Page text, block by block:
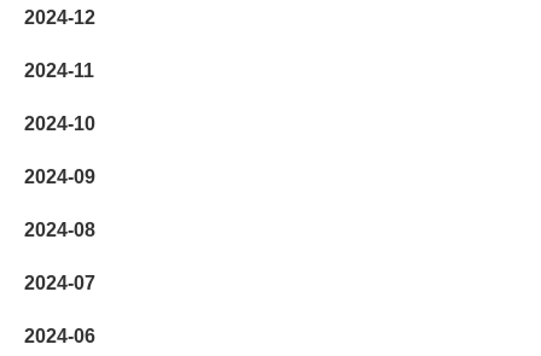
2024-12
2024-11
2024-10
2024-09
2024-08
2024-07
2024-06